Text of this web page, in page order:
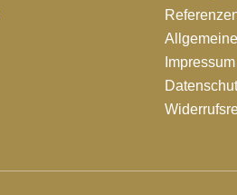
Impressum